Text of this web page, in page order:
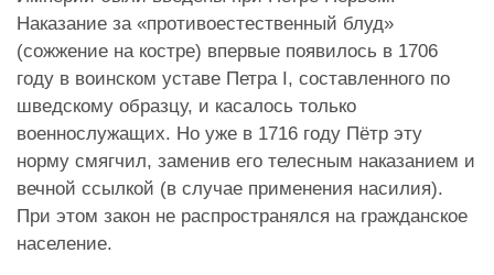
Наказание за «противоестественный блуд»
(сожжение на костре) впервые появилось в 1706
году в воинском уставе Петра I, составленного по
шведскому образцу, и касалось только
военнослужащих. Но уже в 1716 году Пётр эту
норму смягчил, заменив его телесным наказанием и
вечной ссылкой (в случае применения насилия).
При этом закон не распространялся на гражданское
население.